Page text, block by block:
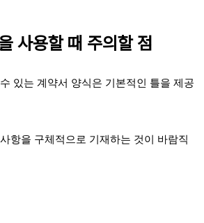
사용할 때 주의할 점
있는 계약서 양식은 기본적인 틀을 제공
항을 구체적으로 기재하는 것이 바람직